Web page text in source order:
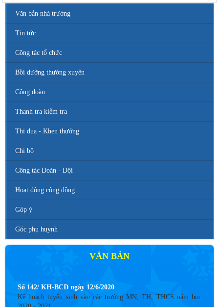
Văn bản nhà trường
Tin tức
Công tác tổ chức
Bồi dưỡng thường xuyên
Công đoàn
Thanh tra kiểm tra
Thi đua - Khen thưởng
Chi bộ
Công tác Đoàn - Đội
Hoạt động cộng đồng
Góp ý
Góc phụ huynh
VĂN BẢN
Kế hoạch tuyển sinh vào các trường MN, TH, THCS năm học
2020 - 2021.